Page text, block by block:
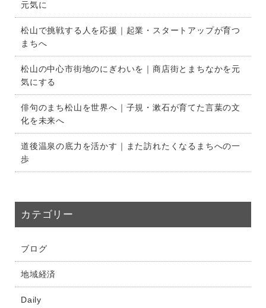
元気に
松山で挑戦する人を応援｜起業・スタートアップが育つ
まちへ
松山の中心市街地のにぎわいを｜商店街とまちなかを元
気にする
俳句のまち松山を世界へ｜子規・漱石が育てた言葉の文
化を未来へ
道後温泉の底力を活かす｜また訪れたくなるまちへの一
歩
カテゴリー
ブログ
地域経済
Daily